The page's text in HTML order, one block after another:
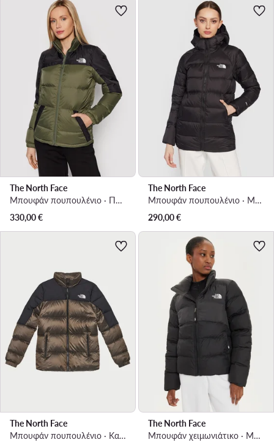
The North Face
Μπουφάν πουπουλένιο · Πράσινο
330,00€
The North Face
Μπουφάν πουπουλένιο · Μαύρο
290,00€
The North Face
Μπουφάν πουπουλένιο · Καφέ
The North Face
Μπουφάν χειμωνιάτικο · Μαύρο